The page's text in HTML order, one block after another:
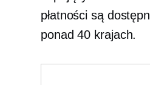
płatności są
ponad 40 krajach.